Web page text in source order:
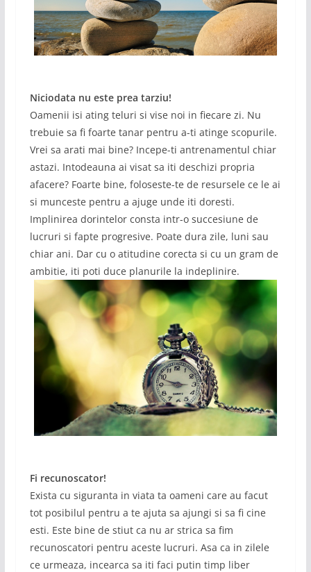
Niciodata nu este prea tarziu!
Oamenii isi ating teluri si vise noi in fiecare zi. Nu
trebuie sa fi foarte tanar pentru a-ti atinge scopurile.
Vrei sa arati mai bine? Incepe-ti antrenamentul chiar
astazi. Intodeauna ai visat sa iti deschizi propria
afacere? Foarte bine, foloseste-te de resursele ce le ai
si munceste pentru a ajuge unde iti doresti.
Implinirea dorintelor consta intr-o succesiune de
lucruri si fapte progresive. Poate dura zile, luni sau
chiar ani. Dar cu o atitudine corecta si cu un gram de
ambitie, iti poti duce planurile la indeplinire.
Fi recunoscator!
Exista cu siguranta in viata ta oameni care au facut
tot posibilul pentru a te ajuta sa ajungi si sa fi cine
esti. Este bine de stiut ca nu ar strica sa fim
recunoscatori pentru aceste lucruri. Asa ca in zilele
ce urmeaza, incearca sa iti faci putin timp liber